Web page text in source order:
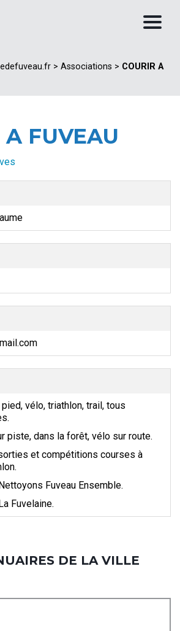
> Associations > COURIR A
A FUVEAU
vélo, triathlon, trail, tous
piste, dans la forêt, vélo sur route.
et compétitions courses à
Fuveau Ensemble.
Fuvelaine.
DE LA VILLE